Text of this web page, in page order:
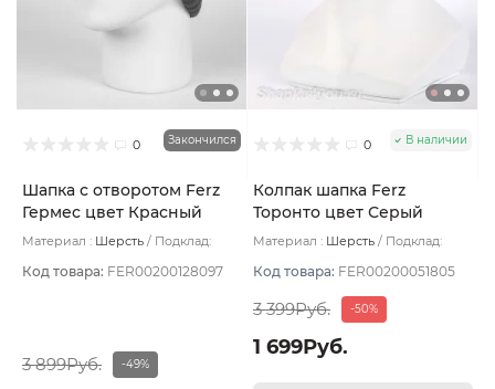
0 Закончился
Шапка с отворотом Ferz
Гермес цвет Красный
Материал : Шерсть
Подклад:
Код товара: FER00200128097
3 899Руб. -49%
0 В наличии
Колпак шапка Ferz
Торонто цвет Серый
Материал : Шерсть
Подклад:
Код товара: FER00200051805
3 399Руб. -50%
1 699Руб.